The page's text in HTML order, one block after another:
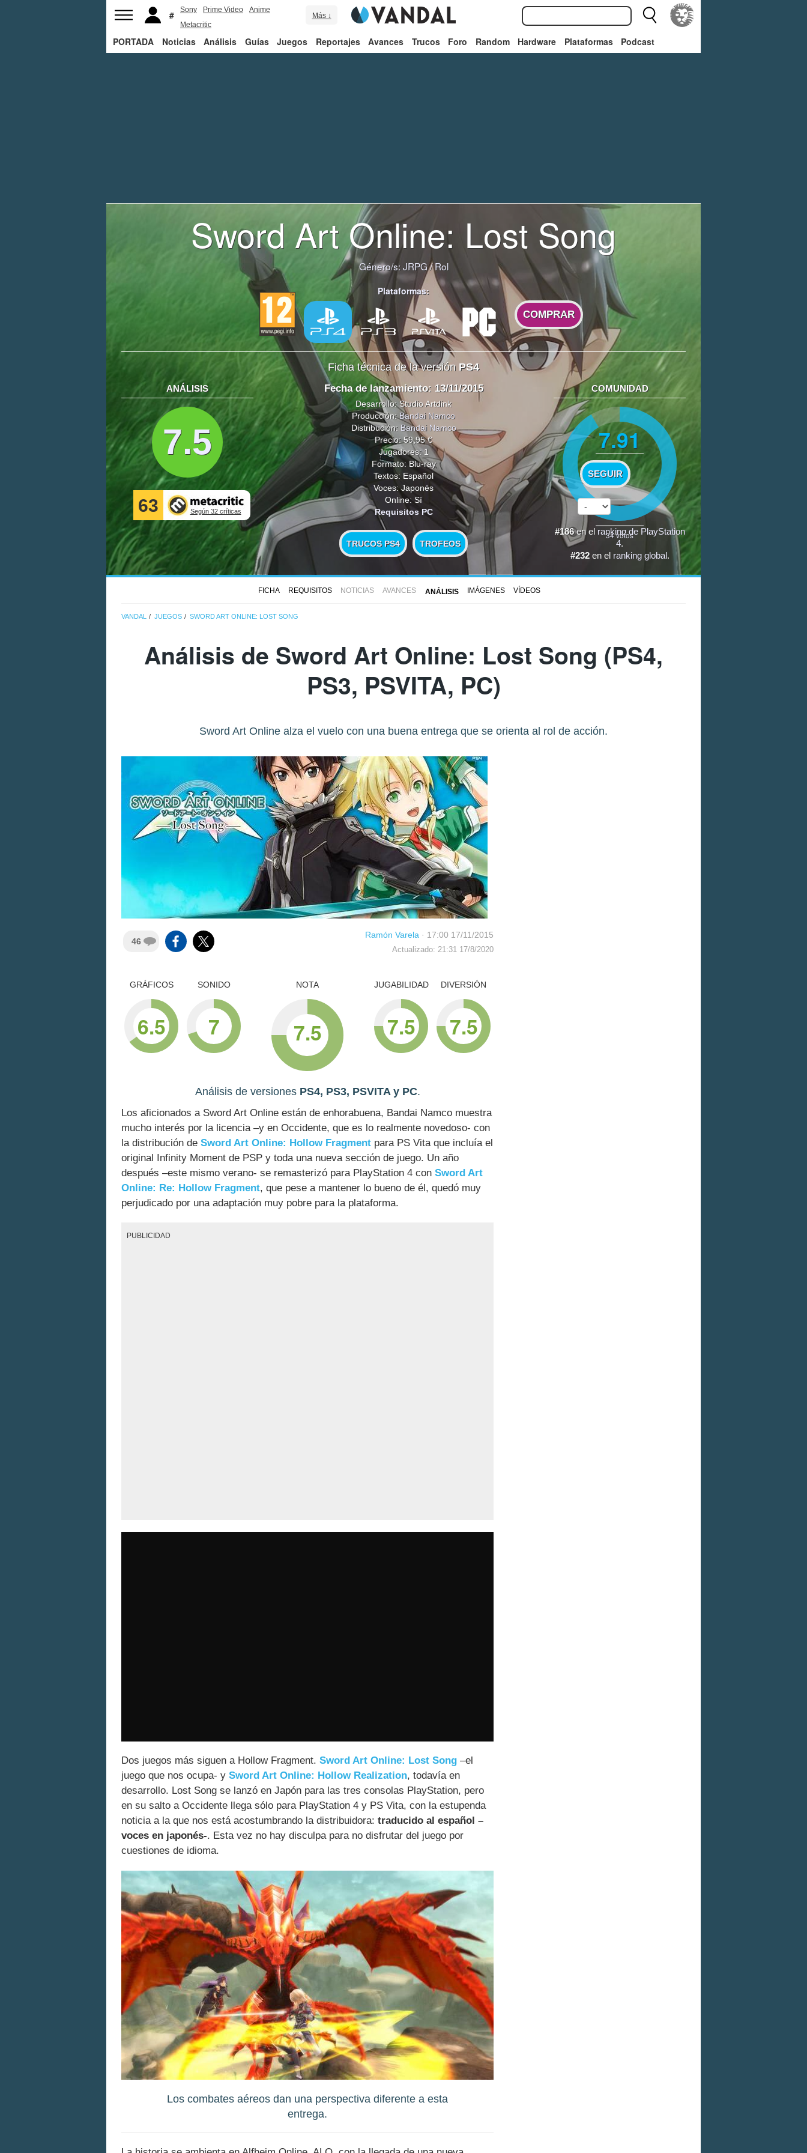
Sony Prime Video
Anime
Metacritic
Más ↓
PORTADA Noticias Análisis Guías Juegos Reportajes Avances Trucos Foro Random Hardware Plataformas Podcast
Sword Art Online: Lost Song
Género/s:JRPG/Rol
Plataformas:
COMPRAR
Ficha técnica de la versión PS4
ANÁLISIS
7.5
63 Según 32 críticas
Fecha de lanzamiento: 13/11/2015
Desarrollo: Studio Artdink
Producción:Bandai Namco
Distribución: Bandai Namco
Precio: 59,95 €
Jugadores: 1
Formato: Blu-ray
Textos: Español
Voces: Japonés
Online: Sí
Requisitos PC
TRUCOS PS4 TROFEOS
COMUNIDAD
7.91
SEGUIR
34votos
#186en el ranking de PlayStation
4.
#232en el ranking global .
FICHA REQUISITOS NOTICIAS AVANCES ANÁLISIS IMÁGENES VÍDEOS
VANDAL JUEGOS SWORD ART ONLINE: LOST SONG
Análisis de Sword Art Online: Lost Song (PS4,
PS3, PSVITA, PC)
Sword Art Online alza el vuelo con una buena entrega que se orienta al rol de acción.
46
Ramón Varela · 17:00 17/11/2015
Actualizado: 21:31 17/8/2020
GRÁFICOS
6.5
SONIDO
7
NOTA
7.5
DIVERSIÓN
7.5
JUGABILIDAD
7.5
Análisis de versiones PS4, PS3, PSVITA y PC.
Los aficionados a Sword Art Online están de enhorabuena, Bandai Namco muestra
mucho interés por la licencia –y en Occidente, que es lo realmente novedoso- con
la distribución de Sword Art Online: Hollow Fragment para PS Vita que incluía el
original Infinity Moment de PSP y toda una nueva sección de juego. Un año
después –este mismo verano- se remasterizó para PlayStation 4 con Sword Art
Online: Re: Hollow Fragment, que pese a mantener lo bueno de él, quedó muy
perjudicado por una adaptación muy pobre para la plataforma.
PUBLICIDAD
Dos juegos más siguen a Hollow Fragment. Sword Art Online: Lost Song –el
juego que nos ocupa- y Sword Art Online: Hollow Realization, todavía en
desarrollo. Lost Song se lanzó en Japón para las tres consolas PlayStation, pero
en su salto a Occidente llega sólo para PlayStation 4 y PS Vita, con la estupenda
noticia a la que nos está acostumbrando la distribuidora: traducido al español –
voces en japonés-. Esta vez no hay disculpa para no disfrutar del juego por
cuestiones de idioma.
Los combates aéreos dan una perspectiva diferente a esta
entrega.